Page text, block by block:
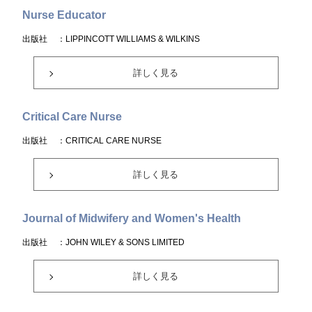
Nurse Educator
出版社 ：LIPPINCOTT WILLIAMS & WILKINS
詳しく見る
Critical Care Nurse
出版社 ：CRITICAL CARE NURSE
詳しく見る
Journal of Midwifery and Women's Health
出版社 ：JOHN WILEY & SONS LIMITED
詳しく見る